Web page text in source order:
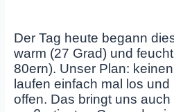
Der Tag heute begann
warm (27 Grad) und
80ern). Unser Plan:
laufen einfach mal los
offen. Das bringt uns auch